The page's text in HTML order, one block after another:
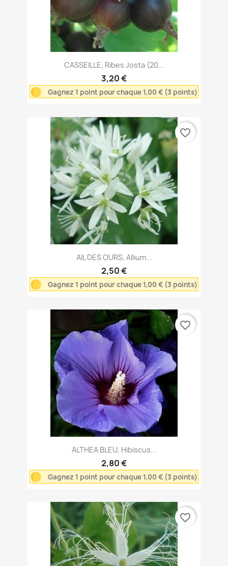
CASSEILLE, Ribes Josta (20...
3,20 €
Gagnez 1 point pour chaque 1,00 € (3 points)
AIL DES OURS, Allium...
2,50 €
Gagnez 1 point pour chaque 1,00 € (3 points)
favorite_border
ALTHEA BLEU, Hibiscus...
2,80 €
Gagnez 1 point pour chaque 1,00 € (3 points)
favorite_border
favorite_border